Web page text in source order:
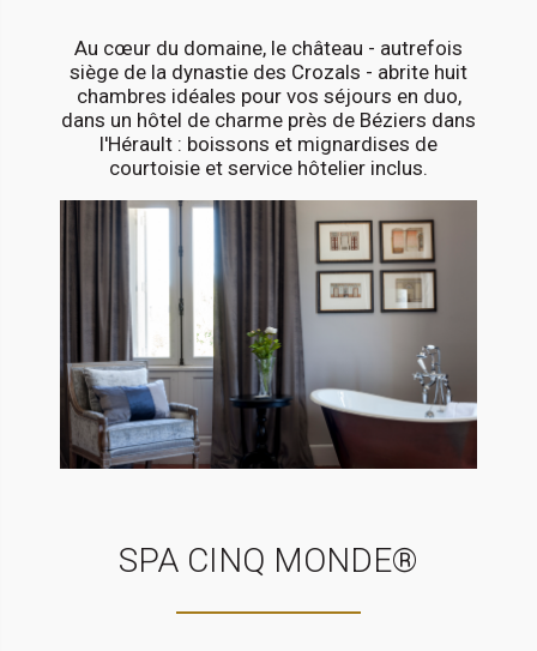
Au cœur du domaine, le château - autrefois
siège de la dynastie des Crozals - abrite huit
chambres idéales pour vos séjours en duo,
dans un hôtel de charme près de Béziers dans
l'Hérault : boissons et mignardises de
courtoisie et service hôtelier inclus.
SPA CINQ MONDE®